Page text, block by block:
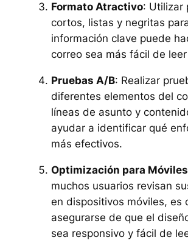
Formato Atractivo: Utilizar
cortos, listas y negritas
información clave puede
correo sea más fácil de
Pruebas A/B: Realizar
diferentes elementos del
líneas de asunto y
ayudar a identificar qué
más efectivos.
Optimización para Móviles
muchos usuarios revisan
en dispositivos móviles, es
asegurarse de que el
sea responsivo y fácil de